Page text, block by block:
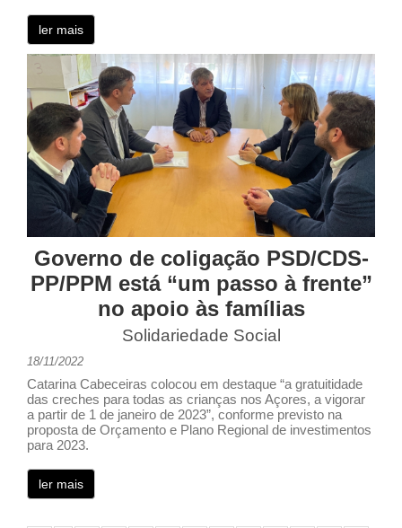
ler mais
Governo de coligação PSD/CDS-
PP/PPM está “um passo à frente”
no apoio às famílias
Solidariedade Social
18/11/2022
Catarina Cabeceiras colocou em destaque “a gratuitidade
das creches para todas as crianças nos Açores, a vigorar
a partir de 1 de janeiro de 2023”, conforme previsto na
proposta de Orçamento e Plano Regional de investimentos
para 2023.
ler mais